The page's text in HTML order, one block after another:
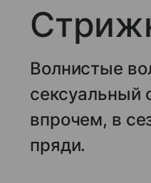
Волнистые
сексуальный
впрочем, в
пряди.